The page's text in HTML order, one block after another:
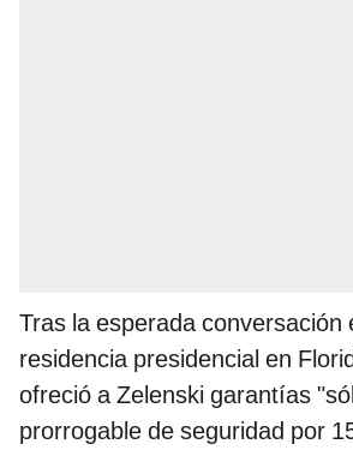
Tras la esperada conversación
residencia presidencial en
ofreció a Zelenski garantías
prorrogable de seguridad por